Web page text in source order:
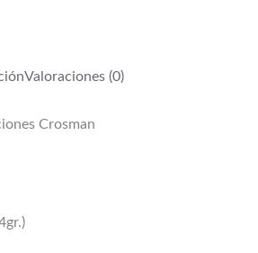
Valoraciones (0)
Crosman